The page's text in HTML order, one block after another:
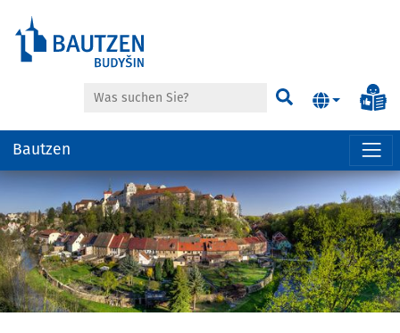
der
anspringen
Suche Suchen
Bautzen